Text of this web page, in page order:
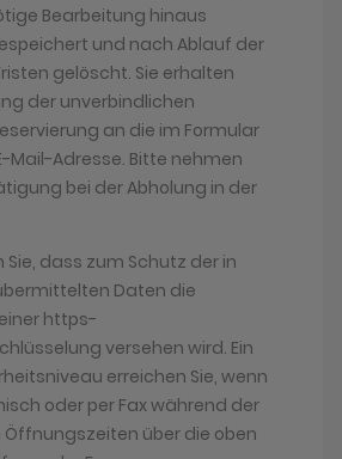
Bearbeitung hinaus
und nach Ablauf der
gelöscht. Sie erhalten
der unverbindlichen
an die im Formular
Mail-Adresse. Bitte nehmen
bei der Abholung in der
dass zum Schutz der in
Daten die
https-
versehen wird. Ein
erreichen Sie, wenn
oder per Fax während der
über die oben